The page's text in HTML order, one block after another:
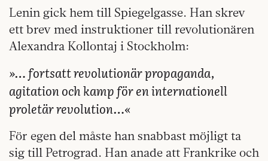
Lenin gick hem till Spiegelgasse. Han skrev
ett brev med instruktioner till revolutionären
Alexandra Kollontaj i Stockholm:
»… fortsatt revolutionär propaganda,
agitation och kamp för en internationell
proletär revolution…«
För egen del måste han snabbast möjligt ta
sig till Petrograd. Han anade att Frankrike och